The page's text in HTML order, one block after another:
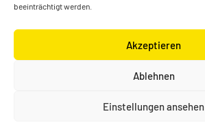
beeinträchtigt werden.
Akzeptieren
Ablehnen
Einstellungen ansehen
© Konstantin Wecker | gestaltet von